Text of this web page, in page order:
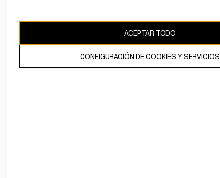
propiedad de H&M Hennes & Mauritz AB.ACEPTAR TODO
CONFIGURACIÓN DE COOKIES Y SERVICIOS